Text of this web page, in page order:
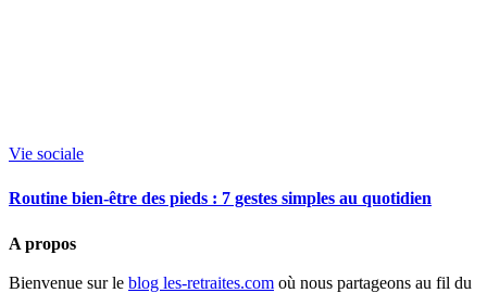
Vie sociale
Routine bien-être des pieds : 7 gestes simples au quotidien
A propos
Bienvenue sur le blog les-retraites.com où nous partageons au fil du